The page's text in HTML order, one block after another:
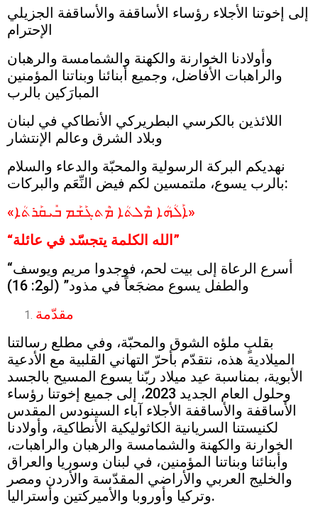
إلى إخوتنا الأجلاء رؤساء الأساقفة والأساقفة الجزيلي
الإحترام
وأولادنا الخوارنة والكهنة والشمامسة والرهبان
والراهبات الأفاضل، وجميع أبنائنا وبناتنا المؤمنين
المبارَكين بالرب
اللائذين بالكرسي البطريركي الأنطاكي في لبنان
وبلاد الشرق وعالم الإنتشار
نهديكم البركة الرسولية والمحبّة والدعاء والسلام
بالرب يسوع، ملتمسين لكم فيض النِّعَم والبركات:
«ܐܰܠܳܗܳܐ ܡܶܠܬܳܐ ܡܶܬܓܰܫܰܡ ܒܺܝܩܰܪܬܳܐ»
“الله الكلمة يتجسّد في عائلة”
“أسرع الرعاة إلى بيت لحم، فوجدوا مريم ويوسف
والطفل يسوع مضجَعاً في مذود” (لو2: 16)
مقدّمة
بقلبٍ ملؤه الشوق والمحبّة، وفي مطلع رسالتنا
الميلادية هذه، نتقدّم بأحرّ التهاني القلبية مع الأدعية
الأبوية، بمناسبة عيد ميلاد ربّنا يسوع المسيح بالجسد
وحلول العام الجديد 2023، إلى جميع إخوتنا رؤساء
الأساقفة والأساقفة الأجلاء آباء السينودس المقدس
لكنيستنا السريانية الكاثوليكية الأنطاكية، وأولادنا
الخوارنة والكهنة والشمامسة والرهبان والراهبات،
وأبنائنا وبناتنا المؤمنين، في لبنان وسوريا والعراق
والخليج العربي والأراضي المقدّسة والأردن ومصر
وتركيا وأوروبا والأميركتين وأستراليا.